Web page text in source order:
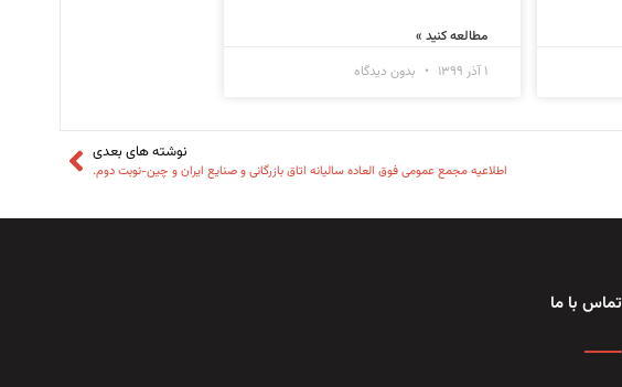
مطالعه کنید »
۱ آذر ۱۳۹۹
بدون دیدگاه
نوشته های بعدی
اطلاعیه مجمع عمومی فوق العاده سالیانه اتاق بازرگانی و صنایع ایران و چین-نوبت دوم.
تماس با ما